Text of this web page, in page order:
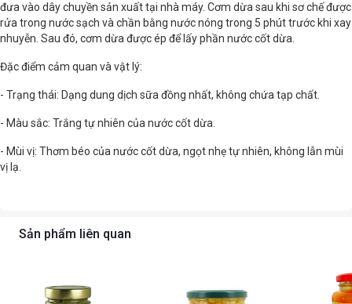
đưa vào dây chuyền sản xuất tại nhà máy. Cơm dừa sau khi sơ chế được
rửa trong nước sạch và chần bằng nước nóng trong 5 phút trước khi xay
nhuyễn. Sau đó, cơm dừa được ép để lấy phần nước cốt dừa.
Đặc điểm cảm quan và vật lý:
- Trạng thái: Dạng dung dịch sữa đồng nhất, không chứa tạp chất.
- Màu sắc: Trắng tự nhiên của nước cốt dừa.
- Mùi vị: Thơm béo của nước cốt dừa, ngọt nhẹ tự nhiên, không lẫn mùi
vị lạ.
Sản phẩm liên quan